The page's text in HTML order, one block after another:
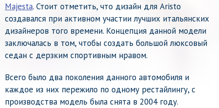
Majesta. Стоит отметить, что дизайн для Aristo
создавался при активном участии лучших итальянских
дизайнеров того времени. Концепция данной модели
заключалась в том, чтобы создать большой люксовый
седан с дерзким спортивным нравом.
Всего было два поколения данного автомобиля и
каждое из них пережило по одному рестайлингу, с
производства модель была снята в 2004 году.